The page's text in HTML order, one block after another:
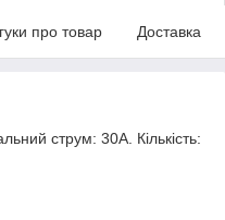
про товар Доставка
струм: 30А. Кількість: